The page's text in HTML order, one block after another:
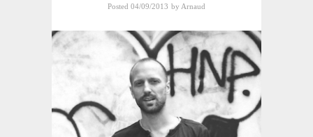
Posted 04/09/2013 by Arnaud